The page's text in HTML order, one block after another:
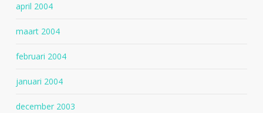
april 2004
maart 2004
februari 2004
januari 2004
december 2003